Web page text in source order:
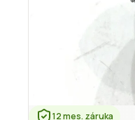
12 mes. záruka